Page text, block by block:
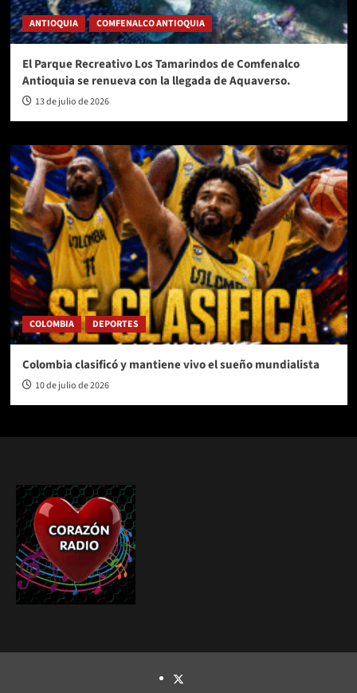
ANTIOQUIA COMFENALCO ANTIOQUIA
El Parque Recreativo Los Tamarindos de Comfenalco
Antioquia se renueva con la llegada de Aquaverso.
13 de julio de 2026
COLOMBIA DEPORTES
Colombia clasificó y mantiene vivo el sueño mundialista
10 de julio de 2026
TWITTER